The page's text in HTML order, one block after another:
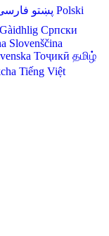
پښتو Polski
Gàidhlig Српски
Slovenščina
Тоҷикӣ தமிழ்
Tiếng Việt